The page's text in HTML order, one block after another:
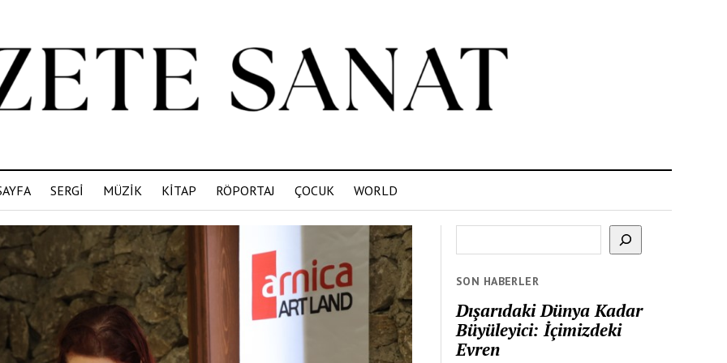
SERGİ MÜZİK KİTAP RÖPORTAJ ÇOCUK WORLD
SON HABERLER
Dışarıdaki Dünya Kadar
Büyüleyici: İçimizdeki
Evren